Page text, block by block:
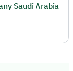
Saudi Arabia